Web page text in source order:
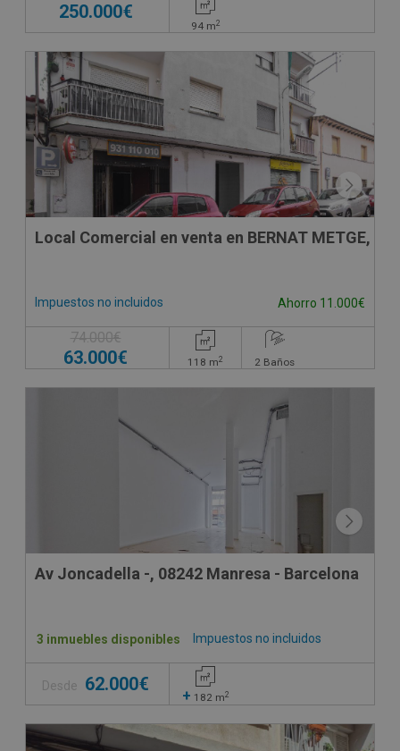
250.000€
94 m2
Local Comercial en venta en BERNAT METGE, -
Impuestos no incluidos Ahorro 11.000€
74.000€
63.000€ 118 m2 2 Baños
Av Joncadella -, 08242 Manresa - Barcelona
Impuestos no incluidos
3 inmuebles disponibles
Desde 62.000€
+ 182 m2
SUJETO A IVA